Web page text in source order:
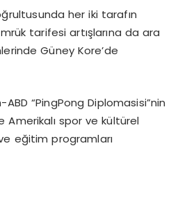
her iki tarafın
tarifesi artışlarına da ara
Güney Kore’de
“PingPong Diplomasisi”nin
Amerikalı spor ve kültürel
eğitim programları